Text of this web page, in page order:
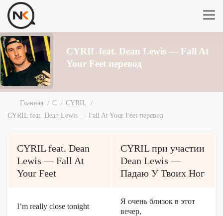
CYRIL feat. Dean Lewis — Fall At
Your Feet перевод
Главная C
CYRIL
CYRIL feat. Dean Lewis — Fall At Your Feet перевод
CYRIL feat. Dean
Lewis — Fall At
Your Feet
CYRIL при участии
Dean Lewis —
Падаю У Твоих Ног
I’m really close tonight
Я очень близок в этот
вечер,